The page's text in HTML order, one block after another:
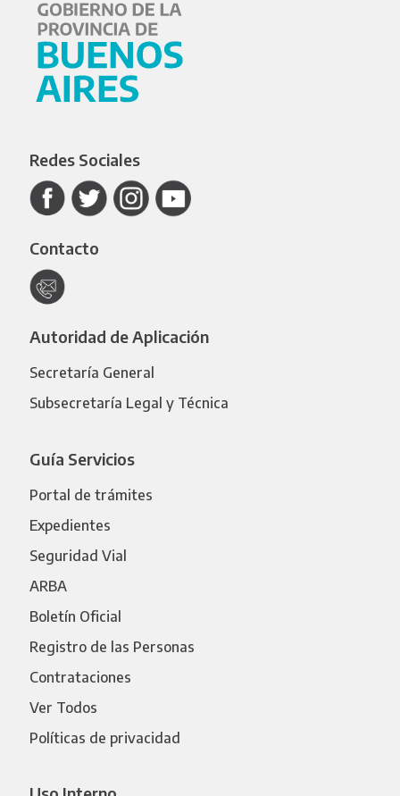
Redes Sociales
Contacto
Autoridad de Aplicación
Secretaría General
Subsecretaría Legal y Técnica
Guía Servicios
Portal de trámites
Expedientes
Seguridad Vial
ARBA
Boletín Oficial
Registro de las Personas
Contrataciones
Ver Todos
Políticas de privacidad